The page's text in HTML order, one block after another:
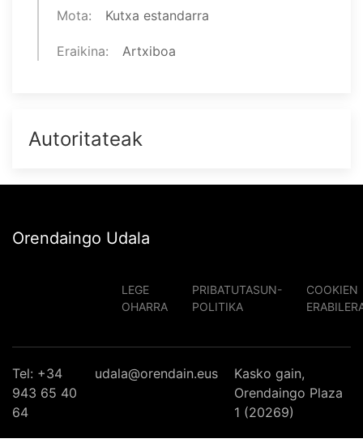
Mota Kutxa estandarra
Eraikina Artxiboa
Autoritateak
Orendaingo Udala
LEGE
OHARRA
PRIBATUTASUN-
POLITIKA
COOKIEN
Tel: +34
943 65 40
64
udala@orendain.eus
Kasko gain,
Orendaingo Plaza
1 (20269)